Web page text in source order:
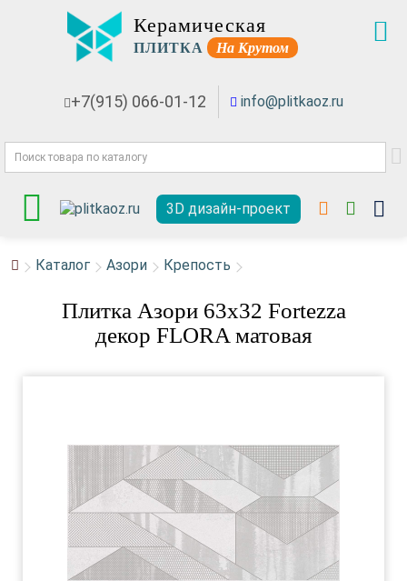
Керамическая
ПЛИТКА На Крутом
+7(915) 066-01-12 info@plitkaoz.ru
3D дизайн-проект
Каталог Азори Крепость
Плитка Азори 63x32 Fortezza
декор FLORA матовая